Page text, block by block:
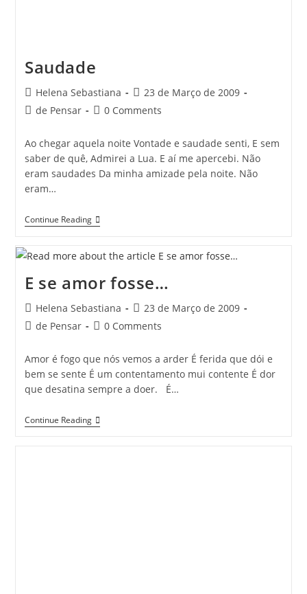
Saudade
Post
author:
Helena Sebastiana
Post
published:
23 de Março de 2009
Postde Pensar
Post0 Comments
Ao chegar aquela noite Vontade e saudade senti, E sem
saber de quê, Admirei a Lua. E aí me apercebi. Não
eram saudades Da minha amizade pela noite. Não
eram…
Continue ReadingSaudade
E se amor fosse…
Post
author:
Helena Sebastiana
Post
published:
23 de Março de 2009
Postde Pensar
Post0 Comments
Amor é fogo que nós vemos a arder É ferida que dói e
bem se sente É um contentamento mui contente É dor
que desatina sempre a doer. É…
Continue ReadingE
Se